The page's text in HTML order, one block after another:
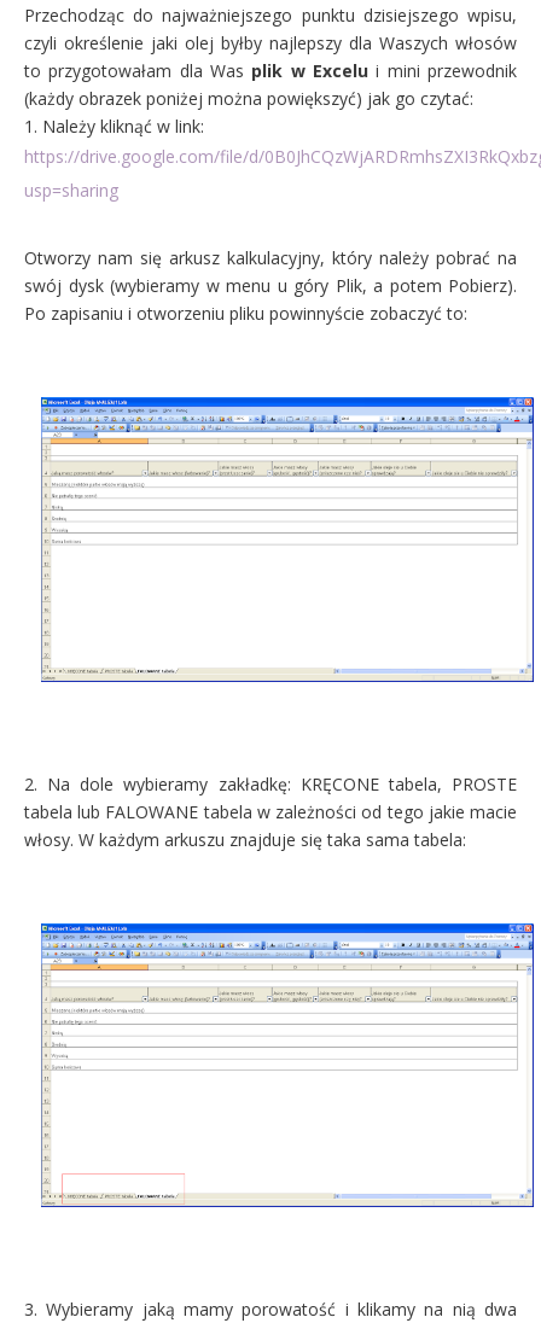
Przechodząc do najważniejszego punktu dzisiejszego wpisu,
czyli określenie jaki olej byłby najlepszy dla Waszych włosów
to przygotowałam dla Was plik w Excelu i mini przewodnik
(każdy obrazek poniżej można powiększyć) jak go czytać:
1. Należy kliknąć w link:
https://drive.google.com/file/d/
usp=sharing
Otworzy nam się arkusz kalkulacyjny, który należy pobrać na
swój dysk (wybieramy w menu u góry Plik, a potem Pobierz).
Po zapisaniu i otworzeniu pliku powinnyście zobaczyć to:
2. Na dole wybieramy zakładkę: KRĘCONE tabela, PROSTE
tabela lub FALOWANE tabela w zależności od tego jakie macie
włosy. W każdym arkuszu znajduje się taka sama tabela:
3. Wybieramy jaką mamy porowatość i klikamy na nią dwa